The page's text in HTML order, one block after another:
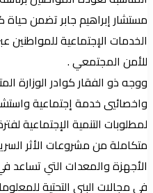
مستشار إبراهيم جابر تضمن حياة
الخدمات الإجتماعية
للأمن المجتمعي .
ووجه ذو الفقار كوادر الوزارة
واخصائيي خدمة إجتماعية
لمطلوبات التنمية الإجتماعية
متكاملة من مشروعات الأثر
الأجهزة والمعدات التي تساعد
في مجالات البني التحتية